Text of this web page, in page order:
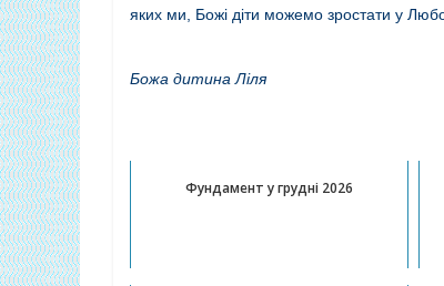
яких ми, Божі діти можемо зростати у
Божа дитина Ліля
Фундамент у грудні 2026